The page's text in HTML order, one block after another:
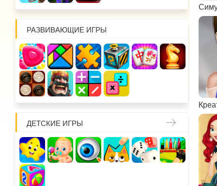
РАЗВИВАЮЩИЕ ИГРЫ
ДЕТСКИЕ ИГРЫ